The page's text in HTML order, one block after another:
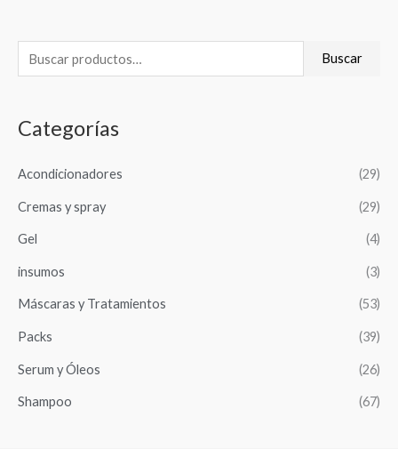
u
c
r
p
o
Buscar
Categorías
Acondicionadores (29)
Cremas y spray (29)
Gel (4)
insumos (3)
Máscaras y Tratamientos (53)
Packs (39)
Serum y Óleos (26)
Shampoo (67)